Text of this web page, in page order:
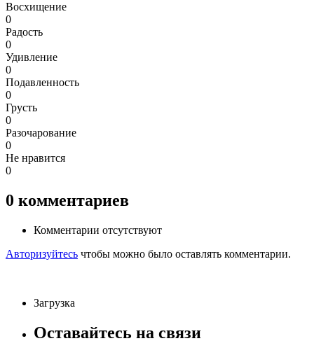
Восхищение
0
Радость
0
Удивление
0
Подавленность
0
Грусть
0
Разочарование
0
Не нравится
0
0 комментариев
Комментарии отсутствуют
Авторизуйтесь чтобы можно было оставлять комментарии.
Загрузка
Оставайтесь на связи